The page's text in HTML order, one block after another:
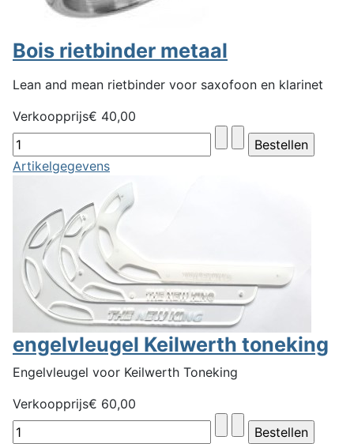
Bois rietbinder metaal
Lean and mean rietbinder voor saxofoon en klarinet
Verkoopprijs€ 40,00
Artikelgegevens
engelvleugel Keilwerth toneking
Engelvleugel voor Keilwerth Toneking
Verkoopprijs€ 60,00